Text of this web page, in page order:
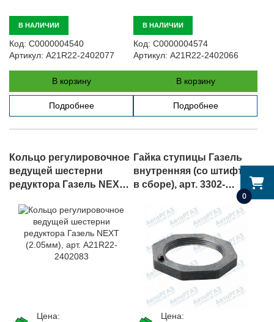
0
В НАЛИЧИИ
Код: С0000004540
Артикул: A21R22-2402077
В корзину
Подробнее
В НАЛИЧИИ
Код: С0000004574
Артикул: A21R22-2402066
В корзину
Подробнее
Кольцо регулировочное
ведущей шестерни
редуктора Газель NEXT
2402083
Цена:
Гайка ступицы Газель
внутренняя (со штифтом
в сборе), арт. 3302-
Цена: